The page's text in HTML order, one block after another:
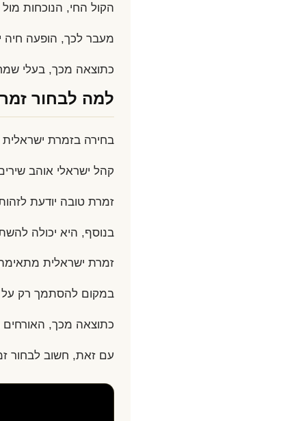
הקול החי, הנוכחות
מעבר לכך, הופעה חיה
כתוצאה מכך, בעלי
למה לבחור
בחירה בזמרת
קהל ישראלי אוהב
זמרת טובה יודעת
בנוסף, היא יכולה
זמרת ישראלית מתאימה
במקום להסתמך רק על
כתוצאה מכך, האורחים
עם זאת, חשוב לבחור